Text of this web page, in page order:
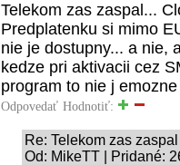
Telekom zas zaspal...
Predplatenku si mimo
nie je dostupny... a nie,
kedze pri aktivacii cez
program to nie j emozne
Odpovedať Hodnotiť:
Re: Telekom zas zaspal
Od: MikeTT | Pridané: